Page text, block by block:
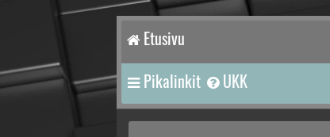
Etusivu
Pikalinkit UKK